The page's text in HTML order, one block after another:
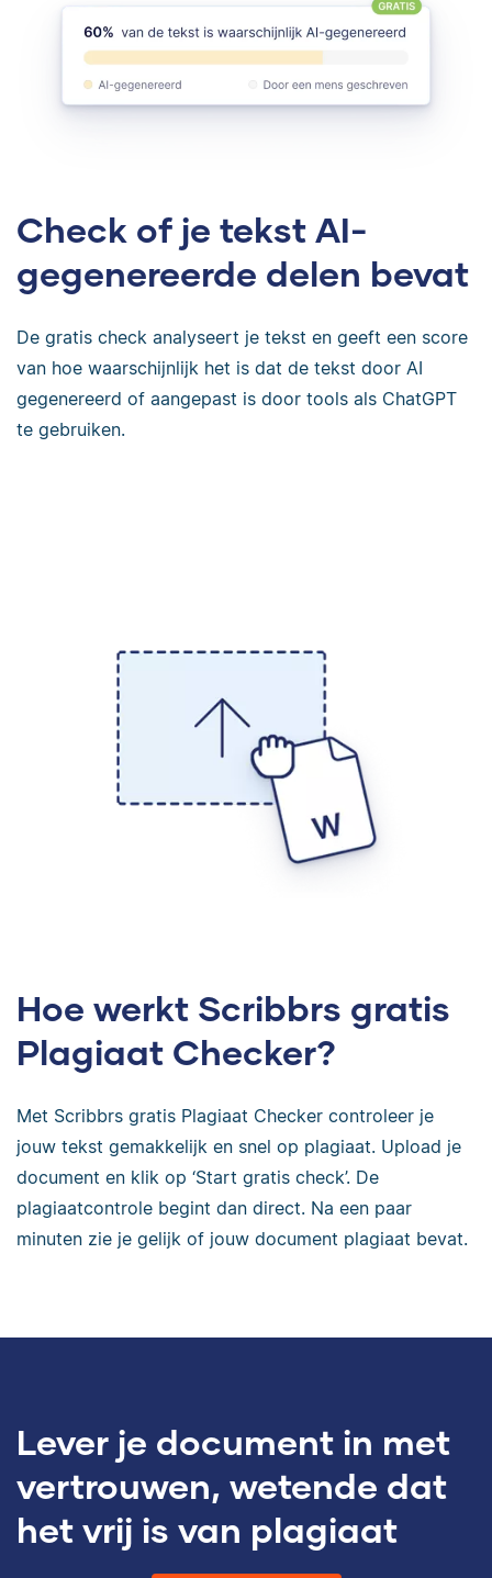
Check of je tekst AI-
gegenereerde delen bevat
De gratis check analyseert je tekst en geeft een score
van hoe waarschijnlijk het is dat de tekst door AI
gegenereerd of aangepast is door tools als ChatGPT
te gebruiken.
Hoe werkt Scribbrs gratis
Plagiaat Checker?
Met Scribbrs gratis Plagiaat Checker controleer je
jouw tekst gemakkelijk en snel op plagiaat. Upload je
document en klik op ‘Start gratis check’. De
plagiaatcontrole begint dan direct. Na een paar
minuten zie je gelijk of jouw document plagiaat bevat.
Lever je document in met
vertrouwen, wetende dat
het vrij is van plagiaat